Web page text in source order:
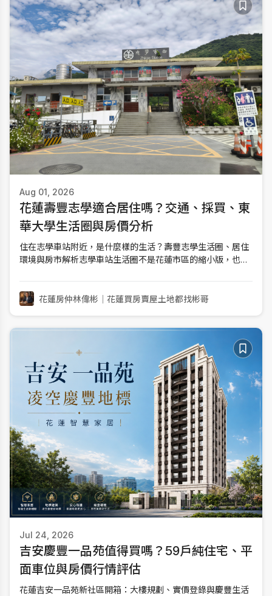
Aug 01, 2026
花蓮壽豐志學適合居住嗎？交通、採買、東
華大學生活圈與房價分析
住在志學車站附近，是什麼樣的生活？壽豐志學生活圈、居住
環境與房市解析志學車站生活圈不是花蓮市區的縮小版，也不
鎮型大學生活圈。這裡的優點，是基本採買與餐飲集中、對外
花蓮房仲林偉彬｜花蓮買房賣屋土地都找彬哥
Jul 24, 2026
吉安慶豐一品苑值得買嗎？59戶純住宅、平
面車位與房價行情評估
花蓮吉安一品苑新社區開箱：大樓規劃、實價登錄與慶豐生活